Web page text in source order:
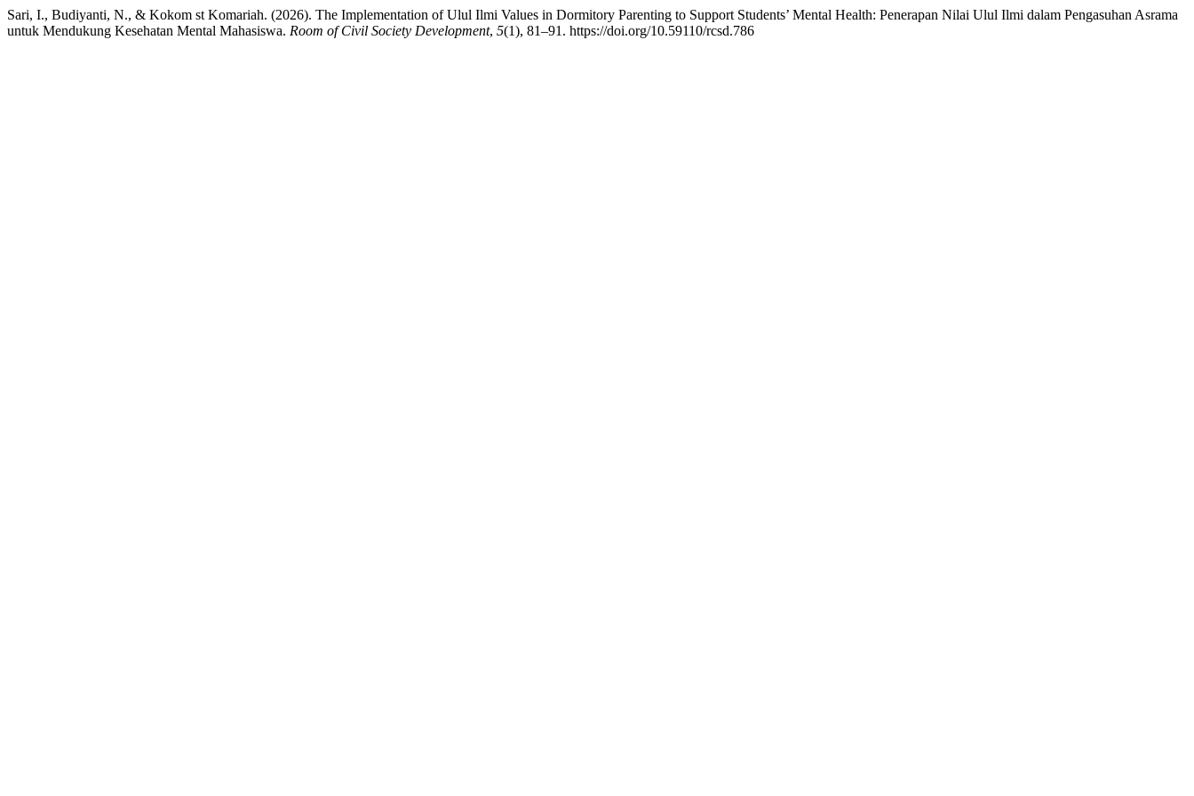
Sari, I., Budiyanti, N., & Kokom st Komariah. (2026). The Implementation of Ulul Ilmi Values in Dormitory Parenting to Support Students’ Mental Health: Penerapan Nilai Ulul Ilmi dalam Pengasuhan Asrama
untuk Mendukung Kesehatan Mental Mahasiswa. Room of Civil Society Development, 5(1), 81–91. https://doi.org/10.59110/rcsd.786